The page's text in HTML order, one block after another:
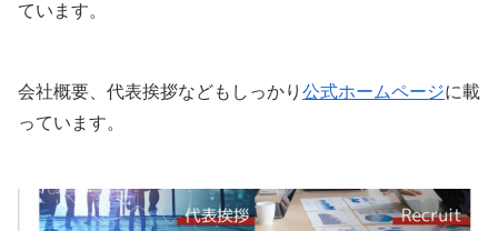
ています。
会社概要、代表挨拶などもしっかり 公式ホームページに載
っています。